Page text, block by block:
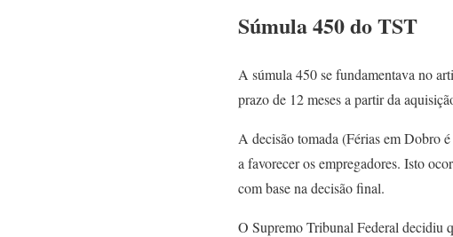
Súmula 450 do TST
A súmula 450 se fundamentava no
prazo de 12 meses a partir da
A decisão tomada (Férias em Dobro
a favorecer os empregadores. Isto
com base na decisão final.
O Supremo Tribunal Federal decidiu